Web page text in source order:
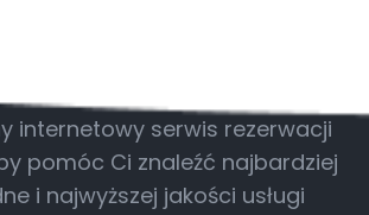
internetowy serwis rezerwacji
pomóc Ci znaleźć najbardziej
i najwyższej jakości usługi